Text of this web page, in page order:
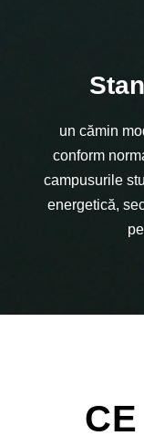
un cămin
conform
campusurile
energetică,